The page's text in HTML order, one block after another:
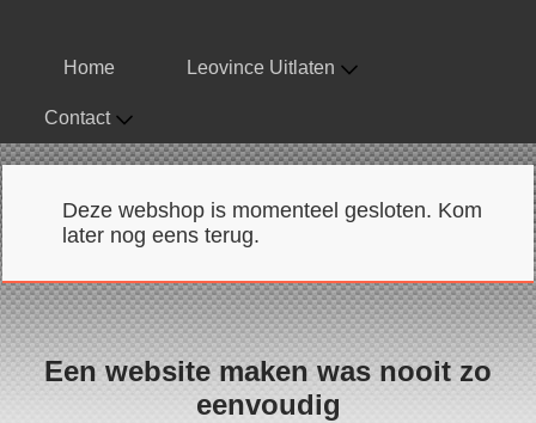
Home Leovince Uitlaten
Contact
Deze webshop is momenteel gesloten. Kom
later nog eens terug.
Een website maken was nooit zo
eenvoudig